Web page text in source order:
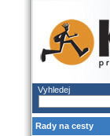
Vyhledej
Rady na cesty